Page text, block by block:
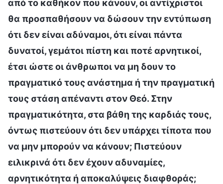
από το καθήκον που κάνουν, οι αντίχριστοι
θα προσπαθήσουν να δώσουν την εντύπωση
ότι δεν είναι αδύναμοι, ότι είναι πάντα
δυνατοί, γεμάτοι πίστη και ποτέ αρνητικοί,
έτσι ώστε οι άνθρωποι να μη δουν το
πραγματικό τους ανάστημα ή την πραγματική
τους στάση απέναντι στον Θεό. Στην
πραγματικότητα, στα βάθη της καρδιάς τους,
όντως πιστεύουν ότι δεν υπάρχει τίποτα που
να μην μπορούν να κάνουν; Πιστεύουν
ειλικρινά ότι δεν έχουν αδυναμίες,
αρνητικότητα ή αποκαλύψεις διαφθοράς;